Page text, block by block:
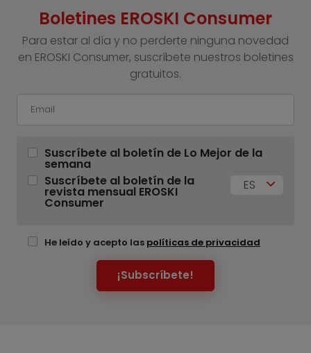
Boletines EROSKI Consumer
Para estar al día y no perderte ninguna novedad
en EROSKI Consumer, suscríbete nuestros boletines
gratuitos.
Suscríbete al boletín de Lo Mejor de la
semana
Suscríbete al boletín de la
revista mensual EROSKI
Consumer
ES
He leído y acepto las políticas de privacidad
¡Subscríbete!